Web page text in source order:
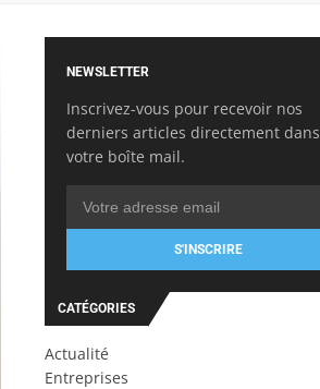
NEWSLETTER
Inscrivez-vous pour recevoir nos
derniers articles directement dans
votre boîte mail.
S'INSCRIRE
CATÉGORIES
Actualité
Entreprises